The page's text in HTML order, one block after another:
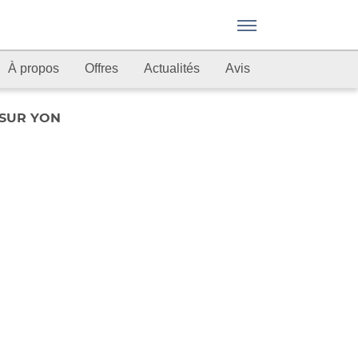
Menu
À propos Offres Actualités Avis
YON